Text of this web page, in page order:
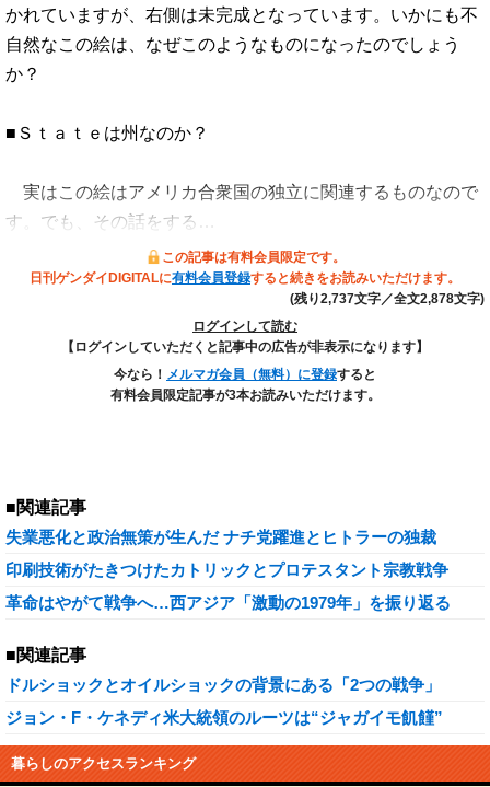
かれていますが、右側は未完成となっています。いかにも不
自然なこの絵は、なぜこのようなものになったのでしょう
か？
■Ｓｔａｔｅは州なのか？
実はこの絵はアメリカ合衆国の独立に関連するものなので
す。でも、その話をする…
この記事は有料会員限定です。
日刊ゲンダイDIGITALに有料会員登録すると続きをお読みいただけます。
(残り2,737文字／全文2,878文字)
ログインして読む
【ログインしていただくと記事中の広告が非表示になります】
今なら！ メルマガ会員（無料）に登録すると
有料会員限定記事が3本お読みいただけます。
■関連記事
失業悪化と政治無策が生んだ ナチ党躍進とヒトラーの独裁
印刷技術がたきつけたカトリックとプロテスタント宗教戦争
革命はやがて戦争へ…西アジア「激動の1979年」を振り返る
■関連記事
ドルショックとオイルショックの背景にある「2つの戦争」
ジョン・F・ケネディ米大統領のルーツは“ジャガイモ飢饉”
暮らしのアクセスランキング